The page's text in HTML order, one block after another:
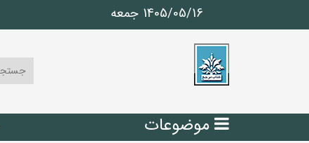
1405/05/16 جمعه
موضوعات